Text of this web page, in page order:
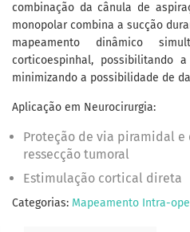
combinação da cânula de
monopolar combina a sucção
mapeamento dinâmico
corticoespinhal, possibilitando
minimizando a possibilidade de
Aplicação em Neurocirurgia:
Proteção de via piramidal
ressecção tumoral
Estimulação cortical direta
Categorias: Mapeamento Intra-